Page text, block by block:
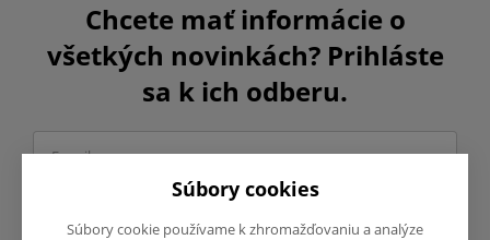
Chcete mať informácie o
všetkých novinkách? Prihláste
sa k ich odberu.
Odoslať
Súbory cookies
Súbory cookie používame k zhromažďovaniu a analýze